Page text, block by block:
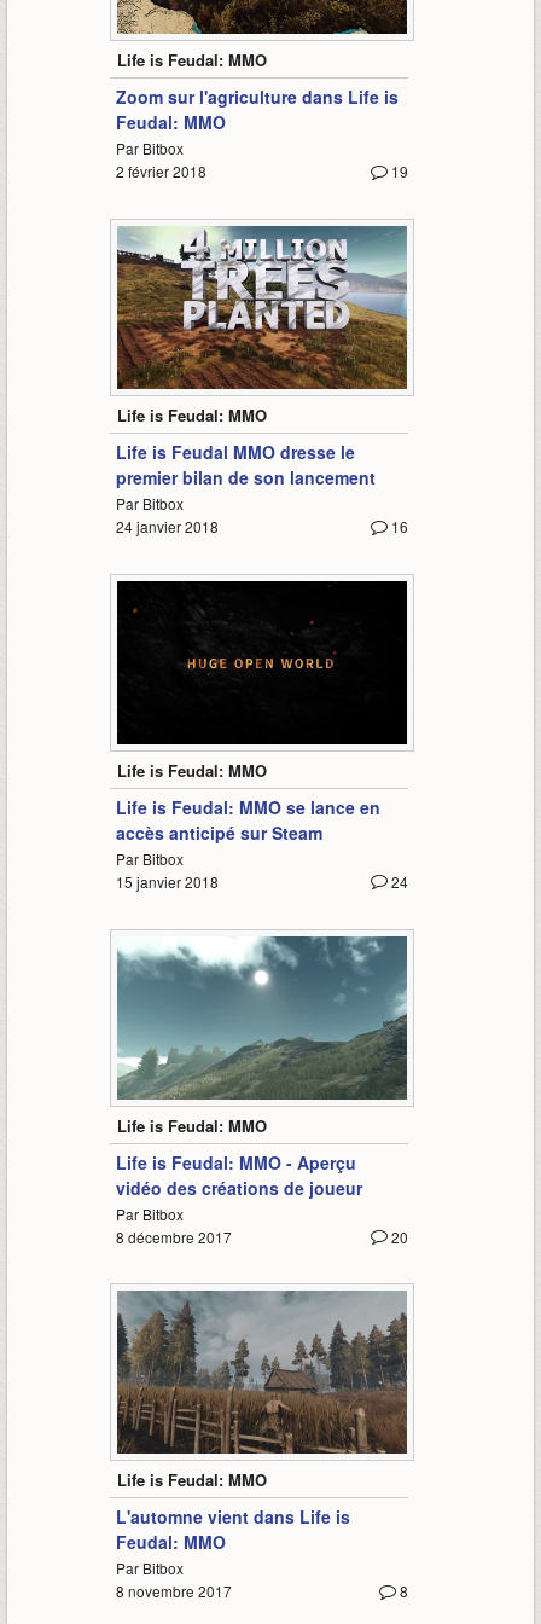
5:27
Life is Feudal: MMO
Zoom sur l'agriculture dans Life is
Feudal: MMO
Par Bitbox
19
2 février 2018
1:06
Life is Feudal: MMO
Life is Feudal MMO dresse le
premier bilan de son lancement
Par Bitbox
16
24 janvier 2018
Life is Feudal: MMO
Life is Feudal: MMO se lance en
accès anticipé sur Steam
Par Bitbox
24
15 janvier 2018
1:30
Life is Feudal: MMO
Life is Feudal: MMO - Aperçu
vidéo des créations de joueur
Par Bitbox
20
8 décembre 2017
1:37
Life is Feudal: MMO
L'automne vient dans Life is
Feudal: MMO
Par Bitbox
8
8 novembre 2017